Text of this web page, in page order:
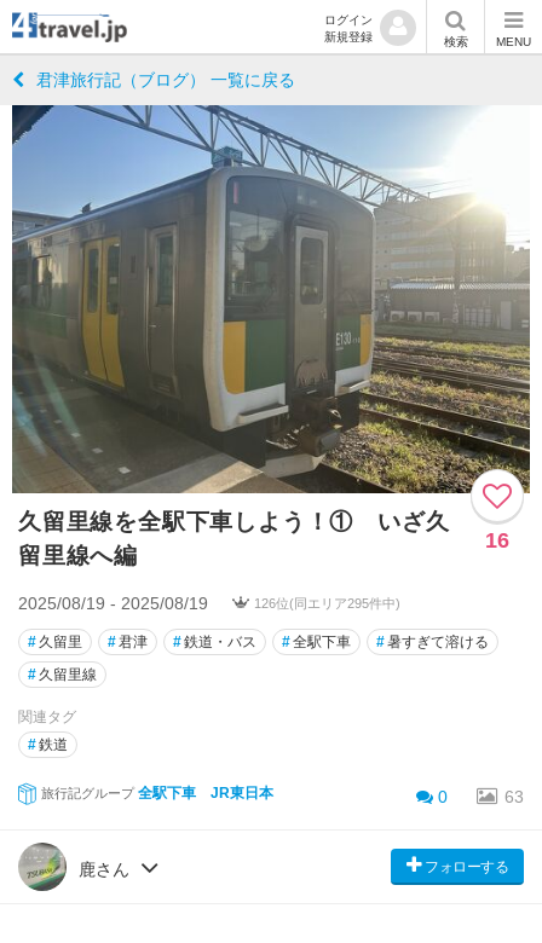
ログイン
新規登録
検索 MENU
君津旅行記（ブログ） 一覧に戻る
久留里線を全駅下車しよう！① いざ久
留里線へ編
16
2025/08/19 - 2025/08/19 126位(同エリア295件中)
# 久留里 #君津 #鉄道・バス #全駅下車 #暑すぎて溶ける
# 久留里線
関連タグ
#鉄道
旅行記グループ 全駅下車 JR東日本 0 63
鹿さん フォローする